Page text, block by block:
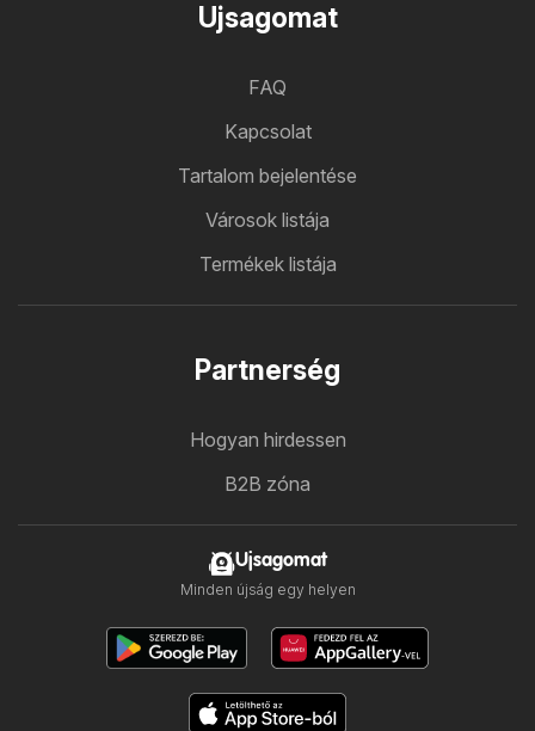
Ujsagomat
FAQ
Kapcsolat
Tartalom bejelentése
Városok listája
Termékek listája
Partnerség
Hogyan hirdessen
B2B zóna
Ujsagomat
Minden újság egy helyen